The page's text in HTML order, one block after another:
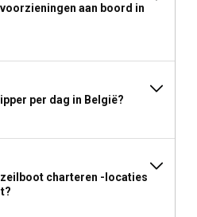
aan boord in
per dag in België?
charteren -locaties